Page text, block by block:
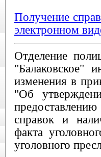
Получение
электронном
Отделение
"Балаковское"
изменения в
"Об
справок и
факта
уголовного